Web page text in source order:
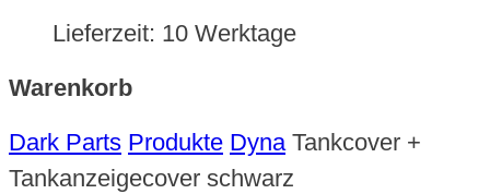
Lieferzeit: 10 Werktage
Warenkorb
Dark Parts Produkte Dyna Tankcover +
Tankanzeigecover schwarz